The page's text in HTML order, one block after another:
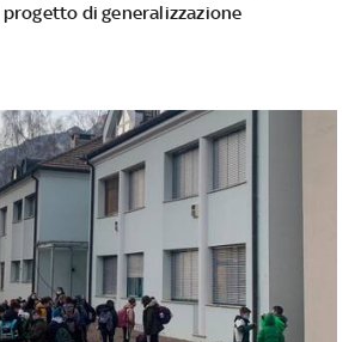
progetto di generalizzazione